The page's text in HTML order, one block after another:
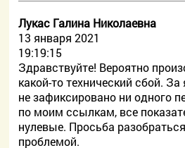
Лукас Галина Николаевна
13 января 2021
19:19:15
Здравствуйте! Вероятно
какой-то технический сбой. За
не зафиксировано ни одного
по моим ссылкам, все
нулевые. Просьба
проблемой.